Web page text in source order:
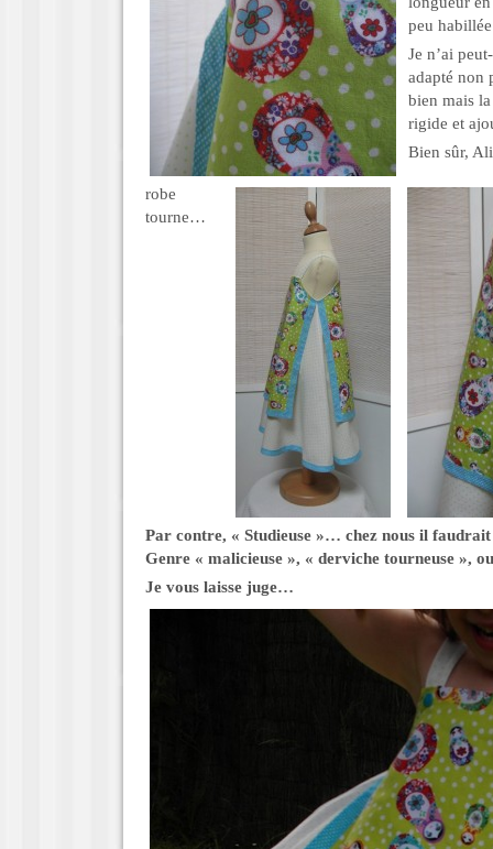
peu
Je n’ai
adapté non
bien mais
rigide et
Bien sûr,
robe
tourne…
Par contre, « Studieuse »… chez nous il
Genre « malicieuse », « derviche tourneuse »,
Je vous laisse juge…